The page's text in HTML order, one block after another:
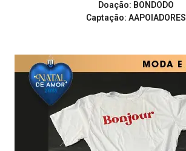
Doação: BONDODO
Captação: AAPOIADORES